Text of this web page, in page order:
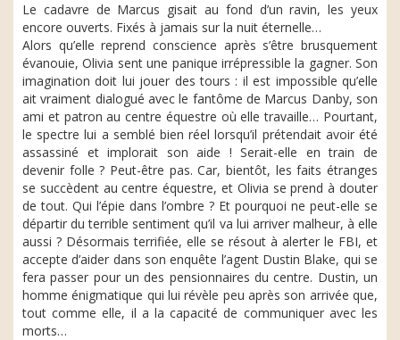
Le cadavre de Marcus gisait au fond d’un ravin, les yeux
encore ouverts. Fixés à jamais sur la nuit éternelle…
Alors qu’elle reprend conscience après s’être brusquement
évanouie, Olivia sent une panique irrépressible la gagner. Son
imagination doit lui jouer des tours : il est impossible qu’elle
ait vraiment dialogué avec le fantôme de Marcus Danby, son
ami et patron au centre équestre où elle travaille… Pourtant,
le spectre lui a semblé bien réel lorsqu’il prétendait avoir été
assassiné et implorait son aide ! Serait-elle en train de
devenir folle ? Peut-être pas. Car, bientôt, les faits étranges
se succèdent au centre équestre, et Olivia se prend à douter
de tout. Qui l’épie dans l’ombre ? Et pourquoi ne peut-elle se
départir du terrible sentiment qu’il va lui arriver malheur, à elle
aussi ? Désormais terrifiée, elle se résout à alerter le FBI, et
accepte d’aider dans son enquête l’agent Dustin Blake, qui se
fera passer pour un des pensionnaires du centre. Dustin, un
homme énigmatique qui lui révèle peu après son arrivée que,
tout comme elle, il a la capacité de communiquer avec les
morts…